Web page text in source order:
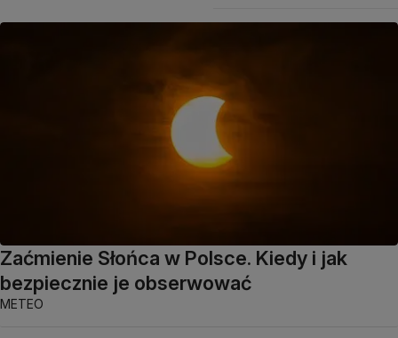
Zaćmienie Słońca w Polsce. Kiedy i jak
bezpiecznie je obserwować
METEO